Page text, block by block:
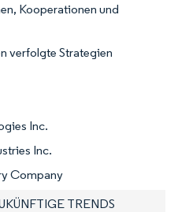
Kooperationen und
verfolgte Strategien
Inc.
Inc.
Company
TRENDS